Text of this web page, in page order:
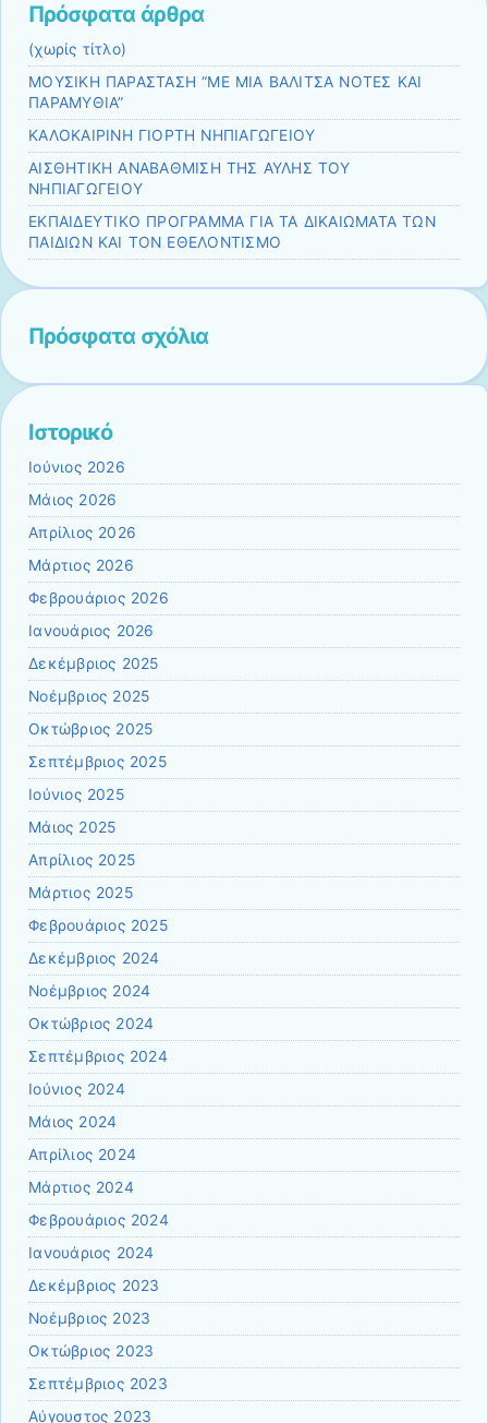
Πρόσφατα άρθρα
(χωρίς τίτλο)
ΜΟΥΣΙΚΗ ΠΑΡΑΣΤΑΣΗ “ΜΕ ΜΙΑ ΒΑΛΙΤΣΑ ΝΟΤΕΣ ΚΑΙ
ΠΑΡΑΜΥΘΙΑ”
ΚΑΛΟΚΑΙΡΙΝΗ ΓΙΟΡΤΗ ΝΗΠΙΑΓΩΓΕΙΟΥ
ΑΙΣΘΗΤΙΚΗ ΑΝΑΒΑΘΜΙΣΗ ΤΗΣ ΑΥΛΗΣ ΤΟΥ
ΝΗΠΙΑΓΩΓΕΙΟΥ
EKΠΑΙΔΕΥΤΙΚΟ ΠΡΟΓΡΑΜΜΑ ΓΙΑ ΤΑ ΔΙΚΑΙΩΜΑΤΑ ΤΩΝ
ΠΑΙΔΙΩΝ ΚΑΙ ΤΟΝ ΕΘΕΛΟΝΤΙΣΜΟ
Πρόσφατα σχόλια
Ιστορικό
Ιούνιος 2026
Μάιος 2026
Απρίλιος 2026
Μάρτιος 2026
Φεβρουάριος 2026
Ιανουάριος 2026
Δεκέμβριος 2025
Νοέμβριος 2025
Οκτώβριος 2025
Σεπτέμβριος 2025
Ιούνιος 2025
Μάιος 2025
Απρίλιος 2025
Μάρτιος 2025
Φεβρουάριος 2025
Δεκέμβριος 2024
Νοέμβριος 2024
Οκτώβριος 2024
Σεπτέμβριος 2024
Ιούνιος 2024
Μάιος 2024
Απρίλιος 2024
Μάρτιος 2024
Φεβρουάριος 2024
Ιανουάριος 2024
Δεκέμβριος 2023
Νοέμβριος 2023
Οκτώβριος 2023
Σεπτέμβριος 2023
Αύγουστος 2023